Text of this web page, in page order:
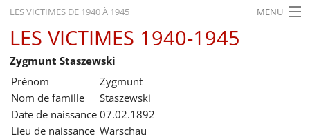
LES VICTIMES DE 1940 À 1945 MENU
ACCUEIL
ACTUALITÉS
EXPOSITIONS
HISTORIQUE
LES VICTIMES 1940-1945
Zygmunt Staszewski
Prénom
Zygmunt
Nom de famille
Staszewski
Date de naissance 07.02.1892
Lieu de naissance Warschau